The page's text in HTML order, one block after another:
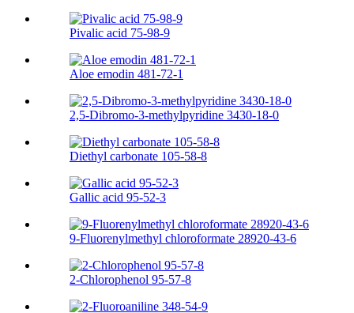
Pivalic acid 75-98-9
Aloe emodin 481-72-1
2,5-Dibromo-3-methylpyridine 3430-18-0
Diethyl carbonate 105-58-8
Gallic acid 95-52-3
9-Fluorenylmethyl chloroformate 28920-43-6
2-Chlorophenol 95-57-8